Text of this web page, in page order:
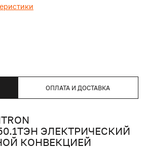
ОПЛАТА И ДОСТАВКА
ЭЛЕКТРИЧЕСКИЙ
КОНВЕКЦИЕЙ